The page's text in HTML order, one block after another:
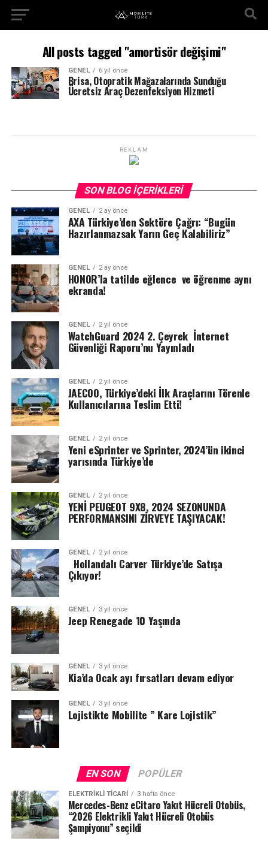
All posts tagged "amortisör değişimi"
GENEL 6 yıl önce
Brisa, Otopratik Mağazalarında Sunduğu
Ücretsiz Araç Dezenfeksiyon Hizmeti
REKLAM
SON BLOG İÇERIKLERI
GENEL 2 ay önce
AXA Türkiye’den Sektöre Çağrı: “Bugün
Hazırlanmazsak Yarın Geç Kalabiliriz”
GENEL 2 ay önce
HONOR’la tatilde eğlence ve öğrenme aynı
ekranda!
GENEL 2 yıl önce
WatchGuard 2024 2. Çeyrek İnternet
Güvenliği Raporu’nu Yayınladı
GENEL 2 yıl önce
JAECOO, Türkiye’deki İlk Araçlarını Törenle
Kullanıcılarına Teslim Etti!
GENEL 2 yıl önce
Yeni eSprinter ve Sprinter, 2024’ün ikinci
yarısında Türkiye’de
GENEL 2 yıl önce
YENİ PEUGEOT 9X8, 2024 SEZONUNDA
PERFORMANSINI ZİRVEYE TAŞIYACAK!
GENEL 2 yıl önce
Hollandalı Carver Türkiye’de Satışa
Çıkıyor!
GENEL 3 yıl önce
Jeep Renegade 10 Yaşında
GENEL 3 yıl önce
Kia’da Ocak ayı fırsatları devam ediyor
GENEL 3 yıl önce
Lojistikte Mobilite ” Kare Lojistik”
EN SON POPÜLER
ELEKTRIKLI TICARI 3 hafta önce
Mercedes-Benz eCitaro Yakıt Hücreli Otobüs,
“2026 Elektrikli Yakıt Hücreli Otobüs
Şampiyonu” seçildi